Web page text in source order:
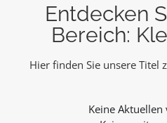
Entdecken
Bereich:
Hier finden Sie unsere Titel